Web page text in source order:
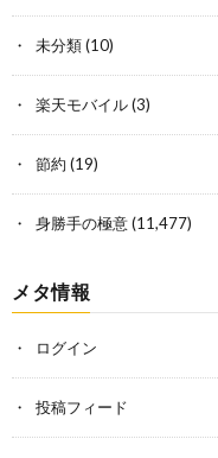
未分類(10)
楽天モバイル(3)
節約 (19)
身勝手の極意(11,477)
メタ情報
ログイン
投稿フィード